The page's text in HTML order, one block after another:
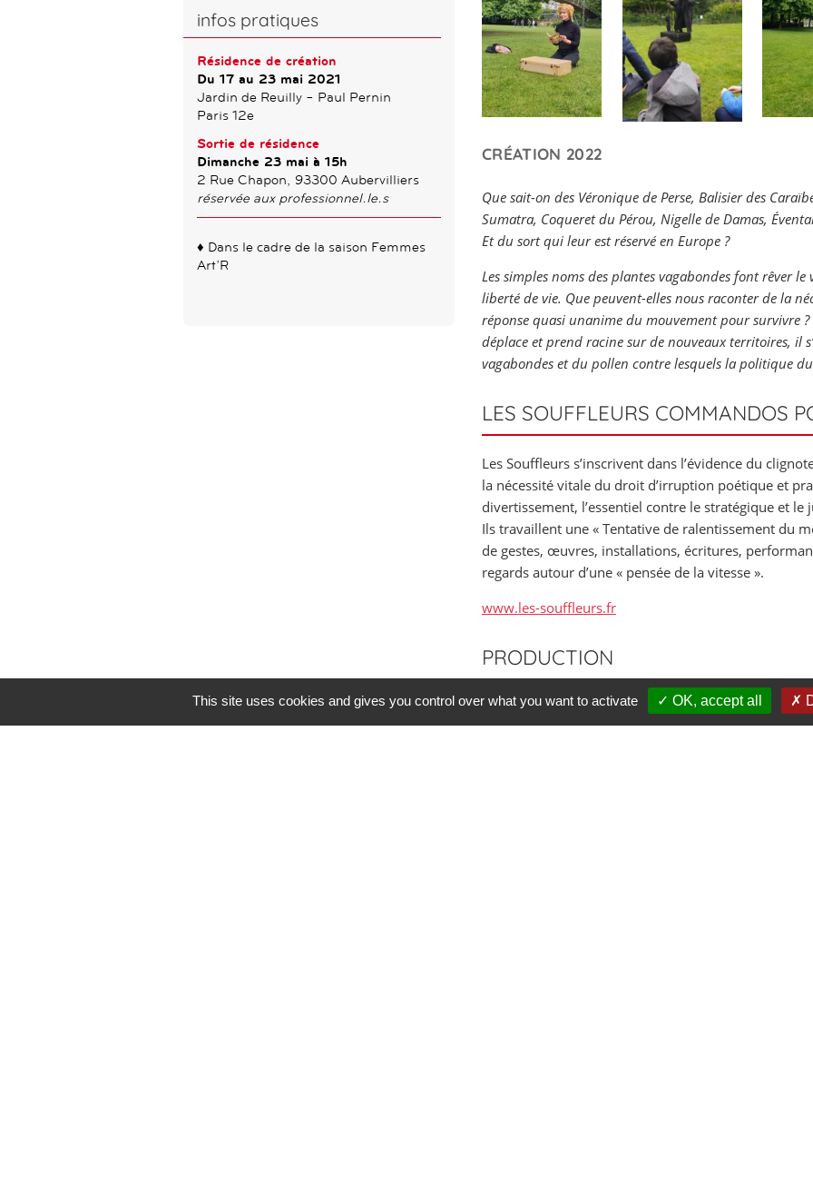
infos pratiques
Résidence de création
Du 17 au 23 mai 2021
Jardin de Reuilly – Paul Pernin
Paris 12e
Sortie de résidence
Dimanche 23 mai à 15h
2 Rue Chapon, 93300 Aubervilliers
réservée aux professionnel.le.s
♦ Dans le cadre de la saison Femmes
Art’R
CRÉATION 2022
Que sait-on des Véronique de Perse, Balisier des
Sumatra, Coqueret du Pérou, Nigelle de Damas,
Et du sort qui leur est réservé en Europe ?
Les simples noms des plantes vagabondes font rêver
liberté de vie. Que peuvent-elles nous raconter de la
réponse quasi unanime du mouvement pour survivre ?
déplace et prend racine sur de nouveaux territoires, il
vagabondes et du pollen contre lesquels la politique
LES SOUFFLEURS COMMANDOS
Les Souffleurs s’inscrivent dans l’évidence du
la nécessité vitale du droit d’irruption poétique et
divertissement, l’essentiel contre le stratégique et
Ils travaillent une « Tentative de ralentissement du
de gestes, œuvres, installations, écritures,
regards autour d’une « pensée de la vitesse ».
www.les-souffleurs.fr
PRODUCTION
Production :Les Souffleurs commandos poétiques
Coproduction :Ville d’Aubervilliers, Communauté
This site uses cookies and gives you control over what you want to activate OK, accept all